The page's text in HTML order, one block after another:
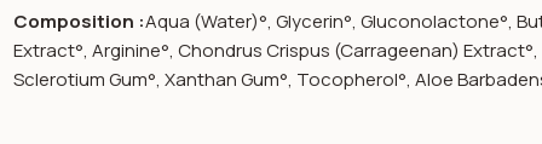
Composition :Aqua (Water)°, Glycerin°, Gluconolactone°,
Extract°, Arginine°, Chondrus Crispus (Carrageenan)
Sclerotium Gum°, Xanthan Gum°, Tocopherol°, Aloe